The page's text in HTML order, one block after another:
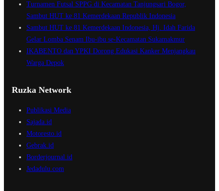
Turnamen Futsal SPPG di Kecamatan Tanjungsari Bogor,
Sambut HUT ke 81 Kemerdekaan Republik Indonesia
Sambut HUT ke 81 Kemerdekaan Indonesia, Hj. Idah Farida
Gelar Lomba Senam Ibu-ibu se-Kecamatan Sukamakmur
IKABENTO dan YPKI Dorong Edukasi Kanker Menjangkau
Warga Depok
Ruzka Network
Publikasi Media
Sajada.id
Motoresto.id
Gebrak.id
Borderjournal.id
Jedadulu.com